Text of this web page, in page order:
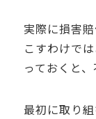
実際に損害
こすわけで
っておくと、
最初に取り